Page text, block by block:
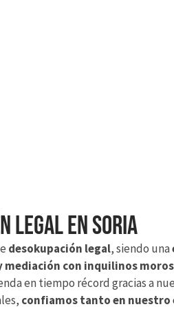
legal en Soria
desokupación legal, siendo una
mediación con inquilinos
en tiempo récord gracias a
confiamos tanto en nuestro